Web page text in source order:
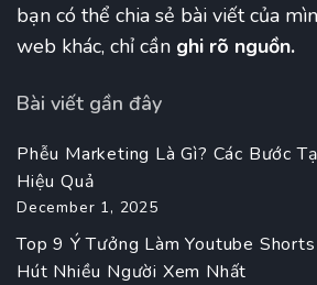
bạn có thể chia sẻ bài viết của
web khác, chỉ cần ghi rõ nguồn.
Bài viết gần đây
Phễu Marketing Là Gì? Các Bước
Hiệu Quả
December 1, 2025
Top 9 Ý Tưởng Làm Youtube
Hút Nhiều Người Xem Nhất